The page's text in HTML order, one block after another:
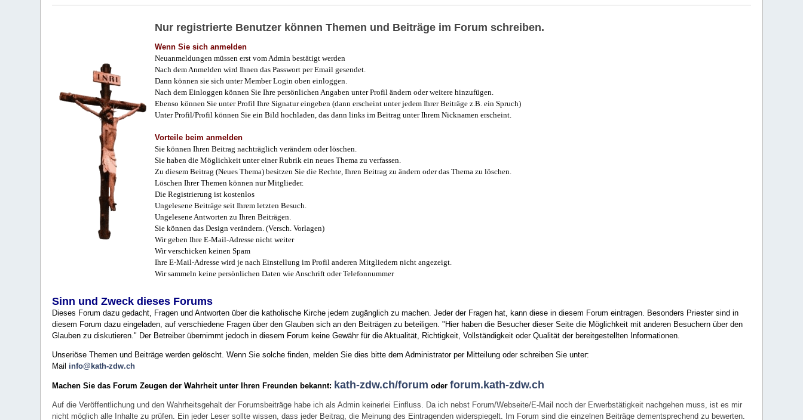
Nur registrierte Benutzer können Themen und Beiträge im Forum schreiben.
Wenn Sie sich anmelden
Neuanmeldungen müssen erst vom Admin bestätigt werden
Nach dem Anmelden wird Ihnen das Passwort per Email gesendet.
Dann können sie sich unter Member Login oben einloggen.
Nach dem Einloggen können Sie Ihre persönlichen Angaben unter Profil ändern oder weitere hinzufügen.
Ebenso können Sie unter Profil Ihre Signatur eingeben (dann erscheint unter jedem Ihrer Beiträge z.B. ein Spruch)
Unter Profil/Profil können Sie ein Bild hochladen, das dann links im Beitrag unter Ihrem Nicknamen erscheint.
Vorteile beim anmelden
Sie können Ihren Beitrag nachträglich verändern oder löschen.
Sie haben die Möglichkeit unter einer Rubrik ein neues Thema zu verfassen.
Zu diesem Beitrag (Neues Thema) besitzen Sie die Rechte, Ihren Beitrag zu ändern oder das Thema zu löschen.
Löschen Ihrer Themen können nur Mitglieder.
Die Registrierung ist kostenlos
Ungelesene Beiträge seit Ihrem letzten Besuch.
Ungelesene Antworten zu Ihren Beiträgen.
Sie können das Design verändern. (Versch. Vorlagen)
Wir geben Ihre E-Mail-Adresse nicht weiter
Wir verschicken keinen Spam
Ihre E-Mail-Adresse wird je nach Einstellung im Profil anderen Mitgliedern nicht angezeigt.
Wir sammeln keine persönlichen Daten wie Anschrift oder Telefonnummer
Sinn und Zweck dieses Forums
Dieses Forum dazu gedacht, Fragen und Antworten über die katholische Kirche jedem zugänglich zu machen. Jeder der Fragen hat, kann diese in diesem Forum eintragen. Besonders Priester sind in
diesem Forum dazu eingeladen, auf verschiedene Fragen über den Glauben sich an den Beiträgen zu beteiligen. "Hier haben die Besucher dieser Seite die Möglichkeit mit anderen Besuchern über den
Glauben zu diskutieren." Der Betreiber übernimmt jedoch in diesem Forum keine Gewähr für die Aktualität, Richtigkeit, Vollständigkeit oder Qualität der bereitgestellten Informationen.
Unseriöse Themen und Beiträge werden gelöscht. Wenn Sie solche finden, melden Sie dies bitte dem Administrator per Mitteilung oder schreiben Sie unter:
Mail info@kath-zdw.ch
Machen Sie das Forum Zeugen der Wahrheit unter Ihren Freunden bekannt: kath-zdw.ch/forum oderforum.kath-zdw.ch
Auf die Veröffentlichung und den Wahrheitsgehalt der Forumsbeiträge habe ich als Admin keinerlei Einfluss. Da ich nebst Forum/Webseite/E-Mail noch der Erwerbstätigkeit nachgehen muss, ist es mir
nicht möglich alle Inhalte zu prüfen. Ein jeder Leser sollte wissen, dass jeder Beitrag, die Meinung des Eintragenden widerspiegelt. Im Forum sind die einzelnen Beiträge dementsprechend zu bewerten.